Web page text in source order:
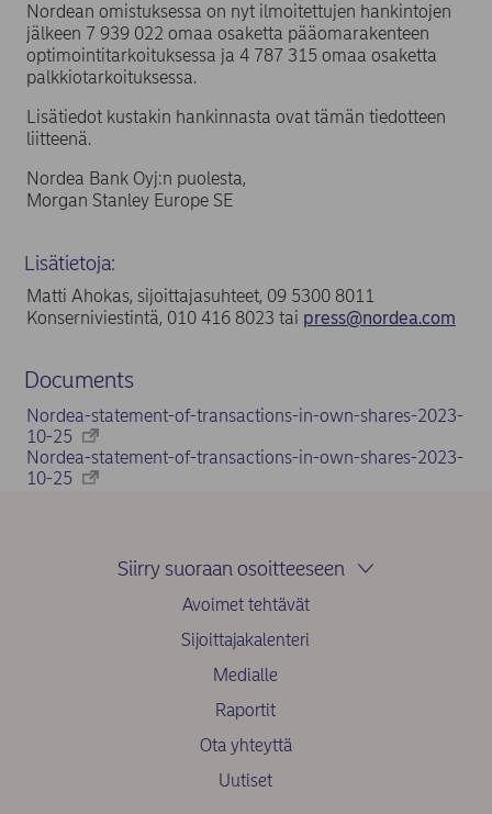
Nordean omistuksessa on nyt ilmoitettujen hankintojen
jälkeen 7 939 022 omaa osaketta pääomarakenteen
optimointitarkoituksessa ja 4 787 315 omaa osaketta
palkkiotarkoituksessa.
Lisätiedot kustakin hankinnasta ovat tämän tiedotteen
liitteenä.
Nordea Bank Oyj:n puolesta,
Morgan Stanley Europe SE
Lisätietoja:
Matti Ahokas, sijoittajasuhteet, 09 5300 8011
Konserniviestintä, 010 416 8023 tai press@nordea.com
Documents
Nordea-statement-of-transactions-in-own-shares-2023-
10-25
Nordea-statement-of-transactions-in-own-shares-2023-
10-25
Siirry suoraan osoitteeseen
Avoimet tehtävät
Sijoittajakalenteri
Medialle
Raportit
Ota yhteyttä
Uutiset